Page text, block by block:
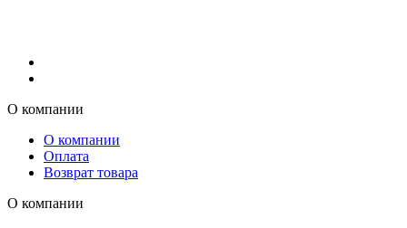
О компании
О компании
Оплата
Возврат товара
О компании